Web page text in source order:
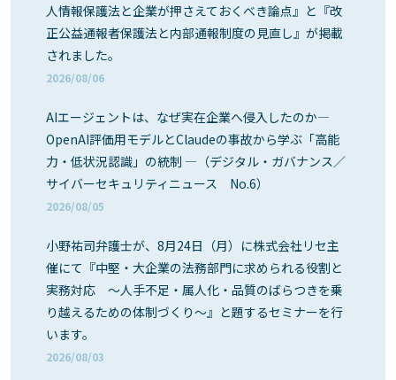
人情報保護法と企業が押さえておくべき論点』と『改
正公益通報者保護法と内部通報制度の見直し』が掲載
されました。
2026/08/06
AIエージェントは、なぜ実在企業へ侵入したのか―
OpenAI評価用モデルとClaudeの事故から学ぶ「高能
力・低状況認識」の統制 ―（デジタル・ガバナンス／
サイバーセキュリティニュース No.6）
2026/08/05
小野祐司弁護士が、8月24日（月）に株式会社リセ主
催にて『中堅・大企業の法務部門に求められる役割と
実務対応 ～人手不足・属人化・品質のばらつきを乗
り越えるための体制づくり～』と題するセミナーを行
います。
2026/08/03